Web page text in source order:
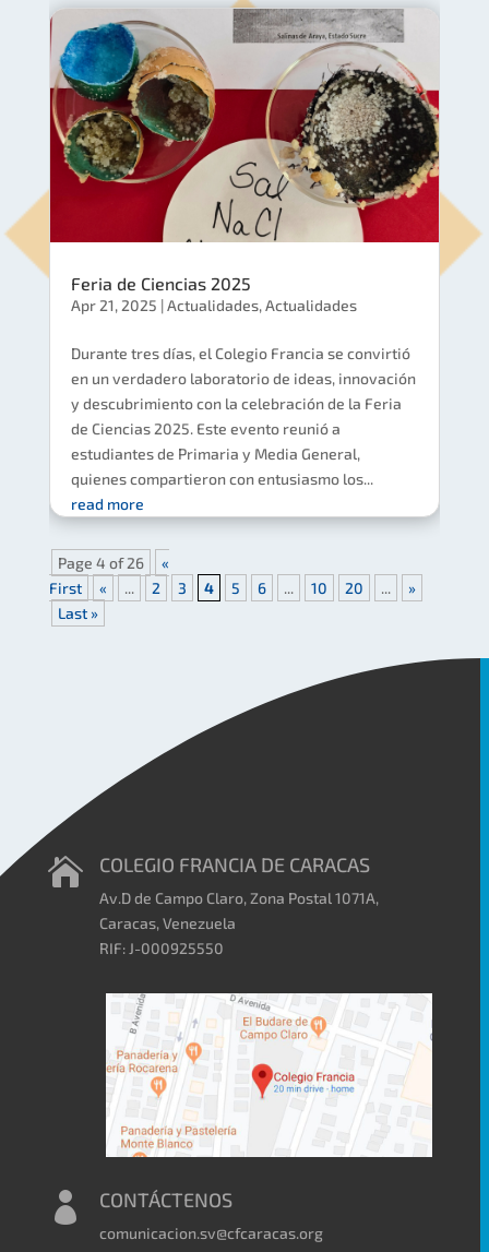
Feria de Ciencias 2025
Apr 21, 2025 |Actualidades,Actualidades
Durante tres días, el Colegio Francia se convirtió
en un verdadero laboratorio de ideas, innovación
y descubrimiento con la celebración de la Feria
de Ciencias 2025. Este evento reunió a
estudiantes de Primaria y Media General,
quienes compartieron con entusiasmo los...
read more
Page 4 of 26
«
First
« ... 2 3 4 5 6 ... 10 20 ...
»
Last »
 COLEGIO FRANCIA DE CARACAS
Av.D de Campo Claro, Zona Postal 1071A,
Caracas, Venezuela
RIF: J-000925550
 CONTÁCTENOS
comunicacion.sv@cfcaracas.org